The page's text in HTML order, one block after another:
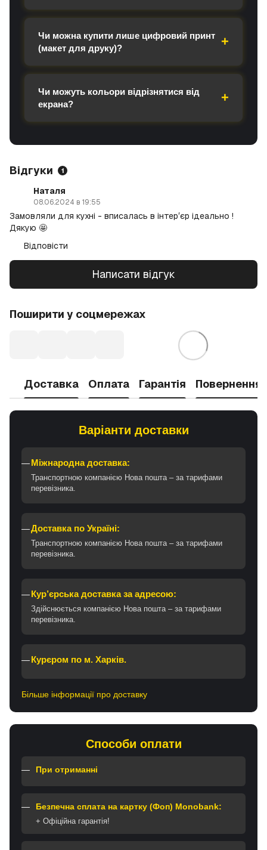
Чи можна купити лише цифровий принт
(макет для друку)?
Чи можуть кольори відрізнятися від
екрана?
Відгуки 1
Наталя
08.06.2024 в 19:55
Замовляли для кухні - вписалась в інтерʼєр ідеально !
Дякую 🤩
Відповісти
Написати відгук
Поширити у соцмережах
Доставка Оплата Гарантія Повернення
Варіанти доставки
Міжнародна доставка:
Транспортною компанією Нова пошта – за тарифами
перевізника.
Доставка по Україні:
Транспортною компанією Нова пошта – за тарифами
перевізника.
Кур’єрська доставка за адресою:
Здійснюється компанією Нова пошта – за тарифами
перевізника.
Курєром по м. Харків.
Більше інформації про доставку
Способи оплати
При отриманні
Безпечна сплата на картку (Фоп) Monobank:
+ Офіційна гарантія!